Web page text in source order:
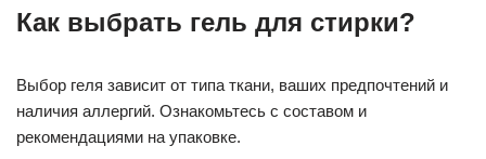
Как выбрать гель для стирки?
Выбор геля зависит от типа ткани, ваших предпочтений и
наличия аллергий. Ознакомьтесь с составом и
рекомендациями на упаковке.